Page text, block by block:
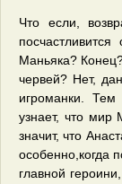
Что если,
Маньяка?
червей? Нет,
игроманки. Тем
узнает, что
значит, что
особенно,когда
главной